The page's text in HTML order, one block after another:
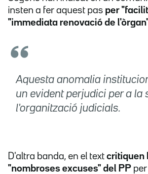
insten a fer aquest pas per
"immediata renovació de
Aquesta anomalia
un evident perjudici per a la
l'organització judicials.
D'altra banda, en el text critiquen
"nombroses excuses" del PP